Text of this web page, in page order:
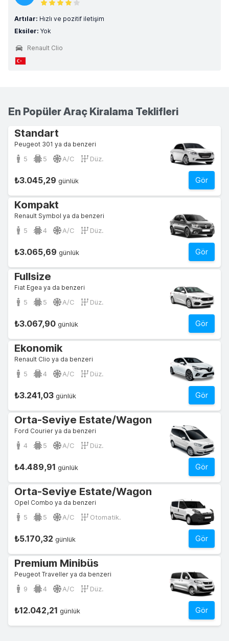
Artılar: Hızlı ve pozitif iletişim
Eksiler: Yok
Renault Clio
En Popüler Araç Kiralama Teklifleri
Standart
Peugeot 301 ya da benzeri
5 5 A/C Düz.
Gör
₺3.045,29 günlük
Kompakt
Renault Symbol ya da benzeri
5 4 A/C Düz.
Gör
₺3.065,69 günlük
Fullsize
Fiat Egea ya da benzeri
5 5 A/C Düz.
Gör
₺3.067,90 günlük
Ekonomik
Renault Clio ya da benzeri
5 4 A/C Düz.
Gör
₺3.241,03 günlük
Orta-Seviye Estate/Wagon
Ford Courier ya da benzeri
4 5 A/C Düz.
Gör
₺4.489,91 günlük
Orta-Seviye Estate/Wagon
Opel Combo ya da benzeri
5 5 A/C Otomatik.
Gör
₺5.170,32 günlük
Premium Minibüs
Peugeot Traveller ya da benzeri
9 4 A/C Düz.
Gör
₺12.042,21 günlük